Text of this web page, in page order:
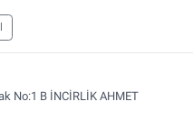
No:1 B İNCİRLİK AHMET